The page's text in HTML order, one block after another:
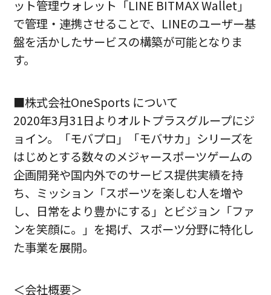
ット管理ウォレット「LINE BITMAX Wallet」
で管理・連携させることで、LINEのユーザー基
盤を活かしたサービスの構築が可能となりま
す。
■株式会社OneSports について
2020年3月31日よりオルトプラスグループにジ
ョイン。「モバプロ」「モバサカ」シリーズを
はじめとする数々のメジャースポーツゲームの
企画開発や国内外でのサービス提供実績を持
ち、ミッション「スポーツを楽しむ人を増や
し、日常をより豊かにする」とビジョン「ファ
ンを笑顔に。」を掲げ、スポーツ分野に特化し
た事業を展開。
＜会社概要＞